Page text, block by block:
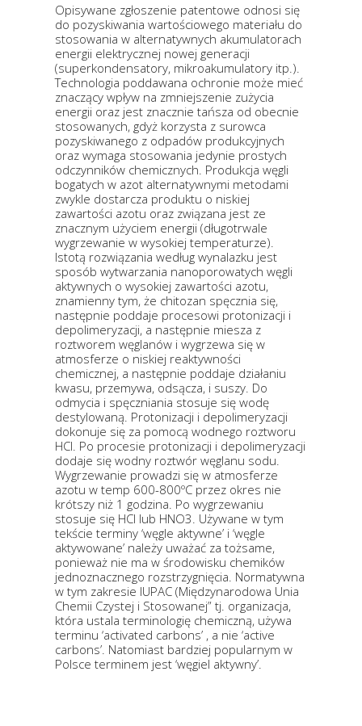
Opisywane zgłoszenie patentowe odnosi się
do pozyskiwania wartościowego materiału do
stosowania w alternatywnych akumulatorach
energii elektrycznej nowej generacji
(superkondensatory, mikroakumulatory itp.).
Technologia poddawana ochronie może mieć
znaczący wpływ na zmniejszenie zużycia
energii oraz jest znacznie tańsza od obecnie
stosowanych, gdyż korzysta z surowca
pozyskiwanego z odpadów produkcyjnych
oraz wymaga stosowania jedynie prostych
odczynników chemicznych. Produkcja węgli
bogatych w azot alternatywnymi metodami
zwykle dostarcza produktu o niskiej
zawartości azotu oraz związana jest ze
znacznym użyciem energii (długotrwale
wygrzewanie w wysokiej temperaturze).
Istotą rozwiązania według wynalazku jest
sposób wytwarzania nanoporowatych węgli
aktywnych o wysokiej zawartości azotu,
znamienny tym, że chitozan spęcznia się,
następnie poddaje procesowi protonizacji i
depolimeryzacji, a następnie miesza z
roztworem węglanów i wygrzewa się w
atmosferze o niskiej reaktywności
chemicznej, a następnie poddaje działaniu
kwasu, przemywa, odsącza, i suszy. Do
odmycia i spęczniania stosuje się wodę
destylowaną. Protonizacji i depolimeryzacji
dokonuje się za pomocą wodnego roztworu
HCl. Po procesie protonizacji i depolimeryzacji
dodaje się wodny roztwór węglanu sodu.
Wygrzewanie prowadzi się w atmosferze
azotu w temp 600-800ºC przez okres nie
krótszy niż 1 godzina. Po wygrzewaniu
stosuje się HCl lub HNO3. Używane w tym
tekście terminy ‘węgle aktywne’ i ‘węgle
aktywowane’ należy uważać za tożsame,
ponieważ nie ma w środowisku chemików
jednoznacznego rozstrzygnięcia. Normatywna
w tym zakresie IUPAC (Międzynarodowa Unia
Chemii Czystej i Stosowanej” tj. organizacja,
która ustala terminologię chemiczną, używa
terminu ‘activated carbons’ , a nie ‘active
carbons’. Natomiast bardziej popularnym w
Polsce terminem jest ‘węgiel aktywny’.